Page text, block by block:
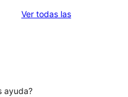
Ver todas lasvaloraciones
ayuda?